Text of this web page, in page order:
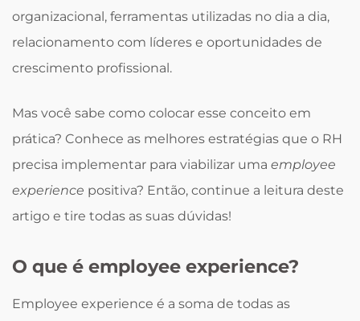
organizacional, ferramentas utilizadas no dia a dia,
relacionamento com líderes e oportunidades de
crescimento profissional.
Mas você sabe como colocar esse conceito em
prática? Conhece as melhores estratégias que o RH
precisa implementar para viabilizar uma employee
experience positiva? Então, continue a leitura deste
artigo e tire todas as suas dúvidas!
O que é employee experience?
Employee experience é a soma de todas as